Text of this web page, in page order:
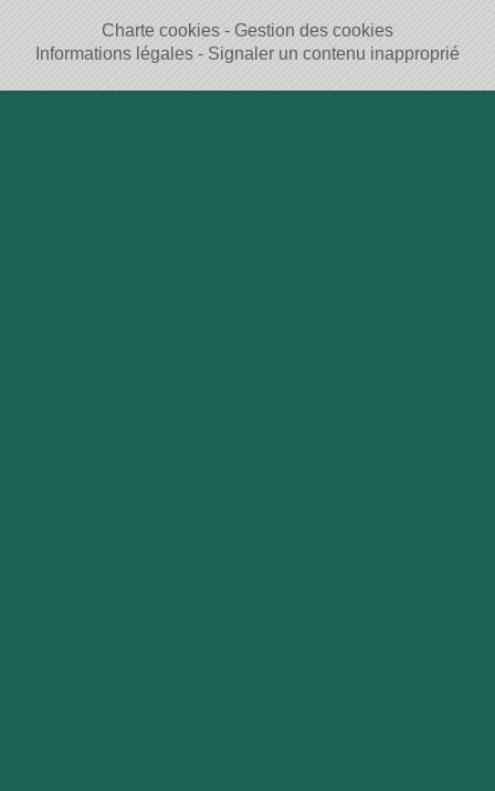
Charte cookies
Gestion des cookies
Informations légales
Signaler un contenu inapproprié